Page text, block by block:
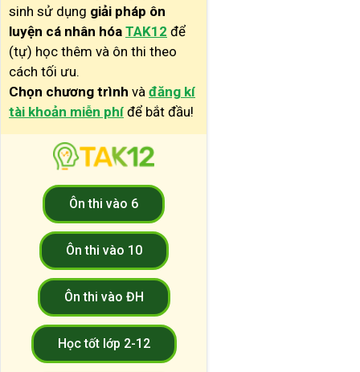
sinh sử dụng giải pháp ôn
luyện cá nhân hóa TAK12 để
(tự) học thêm và ôn thi theo
cách tối ưu.
Chọn chương trình và đăng kí
tài khoản miễn phí để bắt đầu!
Ôn thi vào 6
Ôn thi vào 10
Ôn thi vào ĐH
Học tốt lớp 2-12